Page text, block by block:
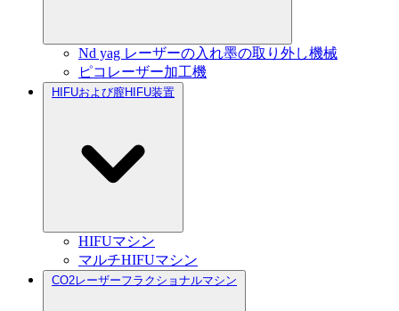
Nd yag レーザーの入れ墨の取り外し機械
ピコレーザー加工機
HIFUおよび膣HIFU装置
HIFUマシン
マルチHIFUマシン
CO2レーザーフラクショナルマシン